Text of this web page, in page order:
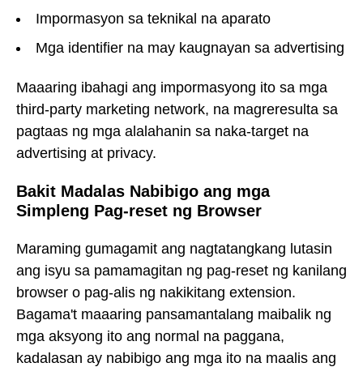
Impormasyon sa teknikal na aparato
Mga identifier na may kaugnayan sa advertising
Maaaring ibahagi ang impormasyong ito sa mga
third-party marketing network, na magreresulta sa
pagtaas ng mga alalahanin sa naka-target na
advertising at privacy.
Bakit Madalas Nabibigo ang mga
Simpleng Pag-reset ng Browser
Maraming gumagamit ang nagtatangkang lutasin
ang isyu sa pamamagitan ng pag-reset ng kanilang
browser o pag-alis ng nakikitang extension.
Bagama't maaaring pansamantalang maibalik ng
mga aksyong ito ang normal na paggana,
kadalasan ay nabibigo ang mga ito na maalis ang